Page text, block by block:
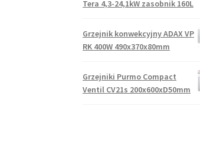
Tera 4,3-24,1kW zasobnik 160L
Grzejnik konwekcyjny ADAX VP
RK 400W 490x370x80mm
Grzejniki Purmo Compact
Ventil CV21s 200x600xD50mm